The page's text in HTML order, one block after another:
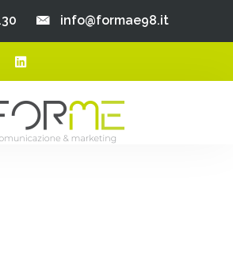
info@formae98.it
Search